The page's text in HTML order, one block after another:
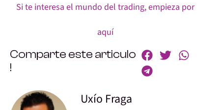
Si te interesa el mundo del trading, empieza por
aquí
Comparte este articulo
!
Uxío Fraga